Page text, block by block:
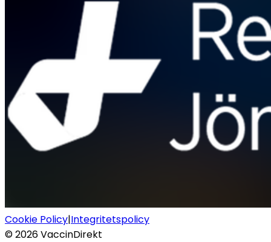
Cookie Policy|Integritetspolicy
©2026VaccinDirekt